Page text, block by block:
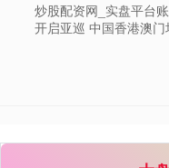
炒股配资网_实盘平台
开启亚巡 中国香港澳